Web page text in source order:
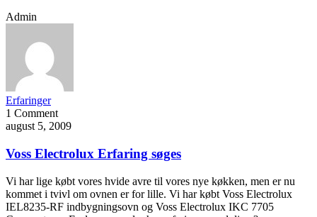
Admin
Erfaringer
1 Comment
august 5, 2009
Voss Electrolux Erfaring søges
Vi har lige købt vores hvide avre til vores nye køkken, men er nu
kommet i tvivl om ovnen er for lille. Vi har købt Voss Electrolux
IEL8235-RF indbygningsovn og Voss Electrolux IKC 7705